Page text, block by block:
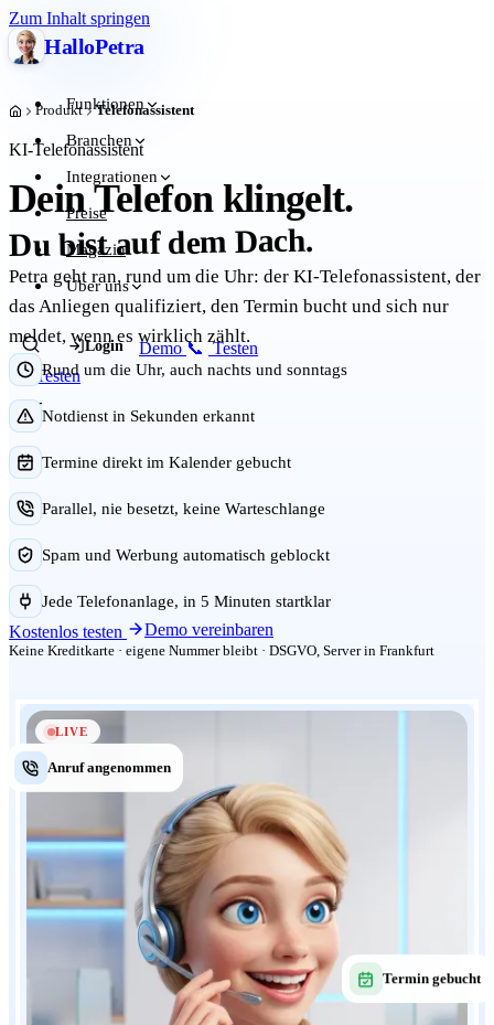
Zum Inhalt springen
HalloPetra
Funktionen
Branchen
Integrationen
Preise
Magazin
Über uns
Login Demo📞 Testen
📞
Testen
Start Produkt Telefonassistent
KI-Telefonassistent
Dein Telefon klingelt.
Du bist auf dem Dach.
Petra geht ran, rund um die Uhr: der KI-Telefonassistent, der
das Anliegen qualifiziert, den Termin bucht und sich nur
meldet, wenn es wirklich zählt.
Rund um die Uhr, auch nachts und sonntags
Notdienst in Sekunden erkannt
Termine direkt im Kalender gebucht
Parallel, nie besetzt, keine Warteschlange
Spam und Werbung automatisch geblockt
Jede Telefonanlage, in 5 Minuten startklar
Kostenlos testen Demo vereinbaren
Keine Kreditkarte · eigene Nummer bleibt · DSGVO, Server in Frankfurt
LIVE
Anruf angenommen
Termin gebucht